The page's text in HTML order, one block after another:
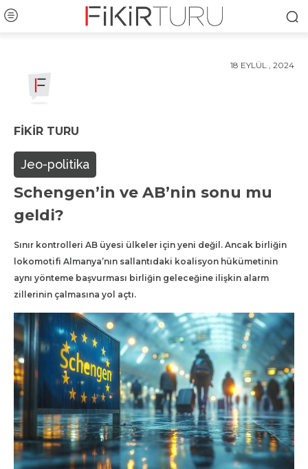
18 EYLÜL , 2024
FIKIR TURU
Jeo-politika
Schengen’in ve AB’nin sonu mu
geldi?
Sınır kontrolleri AB üyesi ülkeler için yeni değil. Ancak birliğin
lokomotifi Almanya’nın sallantıdaki koalisyon hükümetinin
aynı yönteme başvurması birliğin geleceğine ilişkin alarm
zillerinin çalmasına yol açtı.